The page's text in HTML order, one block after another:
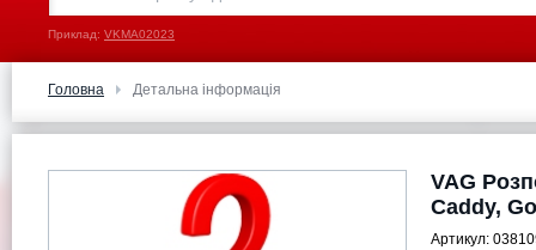
Приклад: VKMA02023
Головна Детальна інформація
VAG
Caddy,
Артикул: